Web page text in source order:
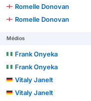
Romelle Donovan
Romelle Donovan
Médios
Frank Onyeka
Frank Onyeka
Vitaly Janelt
Vitaly Janelt